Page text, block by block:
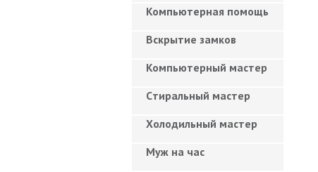
Компьютерная помощь
Вскрытие замков
Компьютерный мастер
Cтиральный мастер
Холодильный мастер
Муж на час